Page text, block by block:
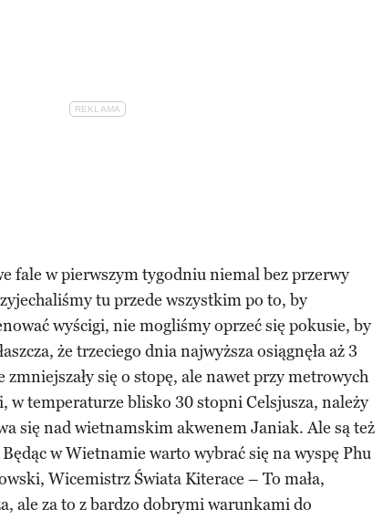
fale w pierwszym tygodniu niemal bez przerwy
tu przede wszystkim po to, by
wyścigi, nie mogliśmy oprzeć się pokusie, by
że trzeciego dnia najwyższa osiągnęła aż 3
się o stopę, ale nawet przy metrowych
w temperaturze blisko 30 stopni Celsjusza, należy
się nad wietnamskim akwenem Janiak. Ale są też
w Wietnamie warto wybrać się na wyspę Phu
Wicemistrz Świata Kiterace – To mała,
ale za to z bardzo dobrymi warunkami do